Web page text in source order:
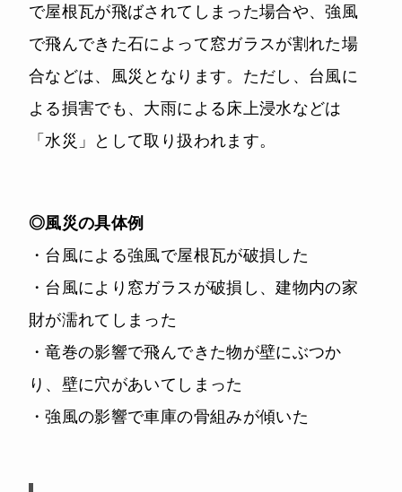
で屋根瓦が飛ばされてしまった場合や、強風
で飛んできた石によって窓ガラスが割れた場
合などは、風災となります。ただし、台風に
よる損害でも、大雨による床上浸水などは
「水災」として取り扱われます。
◎風災の具体例
・台風による強風で屋根瓦が破損した
・台風により窓ガラスが破損し、建物内の家
財が濡れてしまった
・⻯巻の影響で飛んできた物が壁にぶつか
り、壁に穴があいてしまった
・強風の影響で車庫の骨組みが傾いた